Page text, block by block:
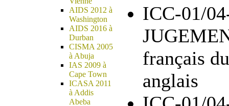
AIDS 2012 à
Washington
AIDS 2016 à
Durban
CISMA 2005
à Abuja
IAS 2009 à
Cape Town
ICASA 2011
à Addis
Abeba
ICC-01/
français
anglais